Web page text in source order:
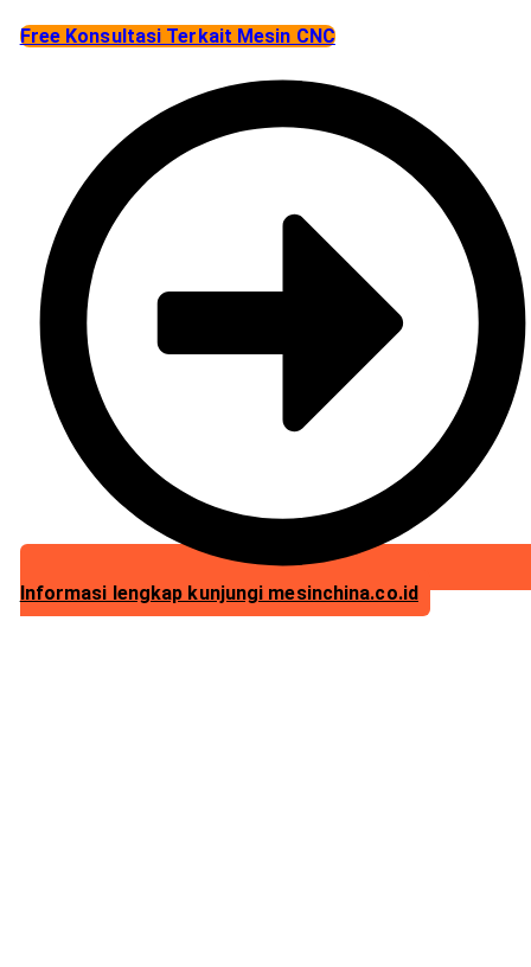
Free Konsultasi Terkait Mesin CNC
Informasi lengkap kunjungi mesinchina.co.id